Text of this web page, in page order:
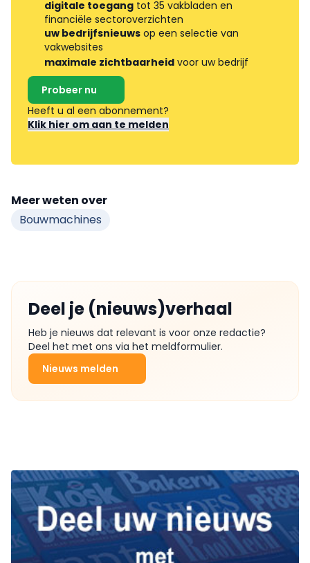
digitale toegang tot 35 vakbladen en
financiële sectoroverzichten
uw bedrijfsnieuws op een selectie van
vakwebsites
maximale zichtbaarheid voor uw bedrijf
Probeer nu
Heeft u al een abonnement?
Klik hier om aan te melden
Meer weten over
Bouwmachines
Deel je (nieuws)verhaal
Heb je nieuws dat relevant is voor onze redactie?
Deel het met ons via het meldformulier.
Nieuws melden